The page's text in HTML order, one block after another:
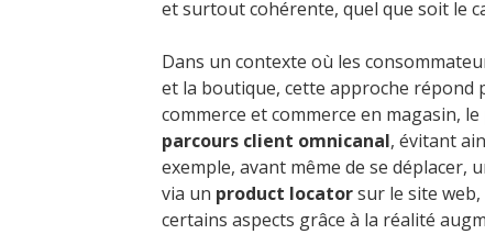
et surtout cohérente, quel que soit le
Dans un contexte où les
et la boutique, cette approche répond
commerce et commerce en magasin,
parcours client omnicanal, évitant
exemple, avant même de se
via un product locatorsur le site
certains aspects grâce à la réalité